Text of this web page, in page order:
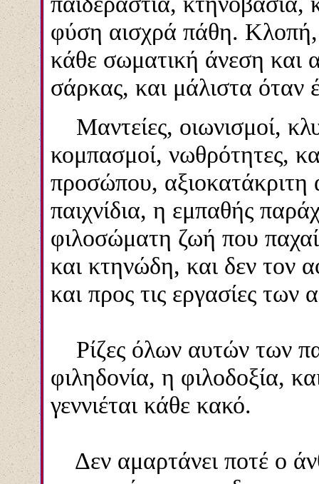
φύση αισχρά πάθη. Κλοπή,
κάθε σωματική άνεση και
σάρκας, και μάλιστα όταν
Μαντείες, οιωνισμοί,
κομπασμοί, νωθρότητες,
προσώπου, αξιοκατάκριτη
παιχνίδια, η εμπαθής
φιλοσώματη ζωή που
και κτηνώδη, και δεν τον
και προς τις εργασίες των
Ρίζες όλων αυτών των
φιληδονία, η φιλοδοξία,
γεννιέται κάθε κακό.
Δεν αμαρτάνει ποτέ ο